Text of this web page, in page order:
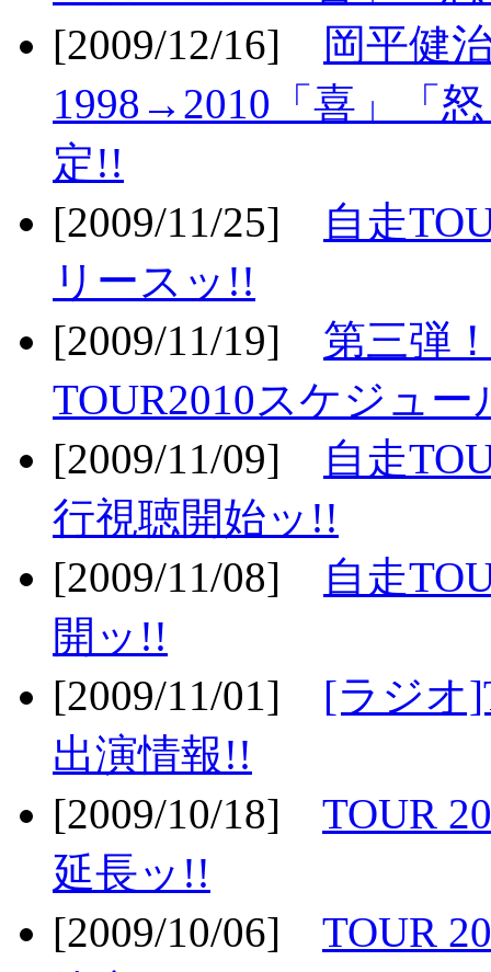
[2009/12/16]
岡平健
1998→2010「喜」「
定!!
[2009/11/25]
自走
リースッ!!
[2009/11/19] 第三弾
TOUR2010スケジュー
[2009/11/09]
自走
行視聴開始ッ!!
[2009/11/08]
自走
開ッ!!
[2009/11/01] [ラジオ
出演情報!!
[2009/10/18] TOUR
延長ッ!!
[2009/10/06] TOUR